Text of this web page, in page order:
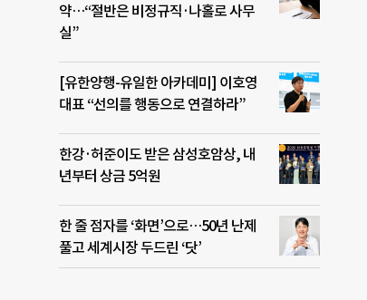
약…“절반은 비정규직·나홀로 사무
실”
[유한양행-유일한 아카데미] 이호영
대표 “선의를 행동으로 연결하라”
한강·허준이도 받은 삼성호암상, 내
년부터 상금 5억원
한 줄 점자를 ‘화면’으로…50년 난제
풀고 세계시장 두드린 ‘닷’